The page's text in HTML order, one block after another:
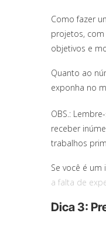
Como fazer
projetos,
objetivos e
Quanto ao
exponha no
OBS.:
receber
trabalhos
Se você é
a falta de
Dica 3: